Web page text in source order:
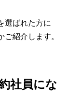
選ばれた方に
紹介します。
社員にな